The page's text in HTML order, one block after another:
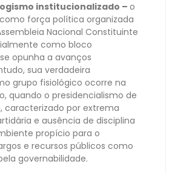
institucionalizado – o
força política organizada
Nacional Constituinte
como bloco
opunha a avanços
sua verdadeira
grupo fisiológico ocorre na
quando o presidencialismo de
caracterizado por extrema
e ausência de disciplina
propício para o
e recursos públicos como
governabilidade.